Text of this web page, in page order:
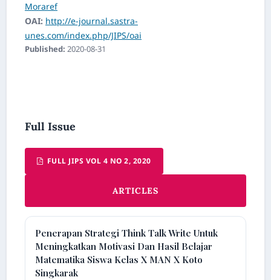
Moraref
OAI: http://e-journal.sastra-
unes.com/index.php/JIPS/oai
Published: 2020-08-31
Full Issue
FULL JIPS VOL 4 NO 2, 2020
ARTICLES
Penerapan Strategi Think Talk Write Untuk
Meningkatkan Motivasi Dan Hasil Belajar
Matematika Siswa Kelas X MAN X Koto
Singkarak